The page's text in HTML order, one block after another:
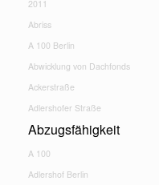
2011
Abriss
A 100 Berlin
Abwicklung von Dachfonds
Ackerstraße
Adlershofer Straße
Abzugsfähigkeit
A 100
Adlershof Berlin